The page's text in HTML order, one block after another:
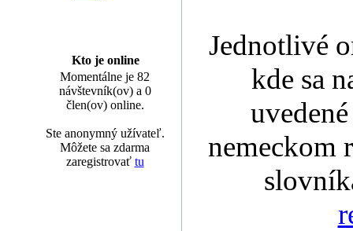
Kto je online
Momentálne je 82
návštevník(ov) a 0
člen(ov) online.
Ste anonymný užívateľ.
Môžete sa zdarma
zaregistrovať tu
Jednotlivé
kde sa
nemeckom